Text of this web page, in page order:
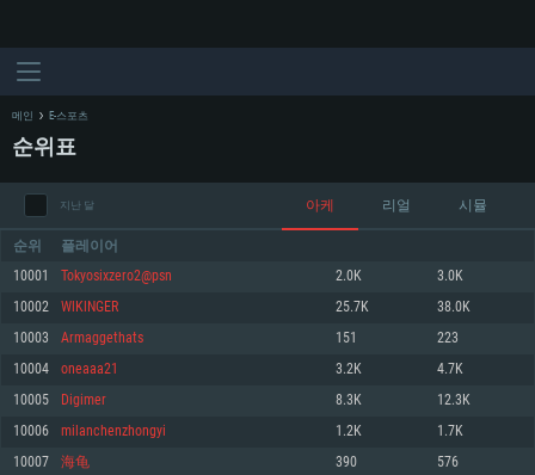
시스템 요구사항
최소사양
최소사양
최소사양
메인 E-스포츠
순위표
지난 달 아케 리얼 시뮬
순위 플레이어
10001 Tokyosixzero2@psn 2.0K 3.0K
10002 WlKlNGER 25.7K 38.0K
10003 Armaggethats 151 223
10004 oneaaa21 3.2K 4.7K
10005 Digimer 8.3K 12.3K
10006 milanchenzhongyi 1.2K 1.7K
10007 海龟 390 576